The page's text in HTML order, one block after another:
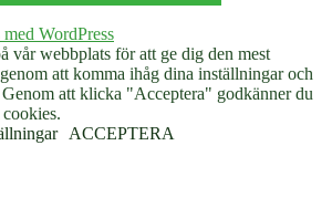
WordPress
vår webbplats för att ge dig den mest
att komma ihåg dina inställningar och
att klicka "Acceptera" godkänner du
ACCEPTERA